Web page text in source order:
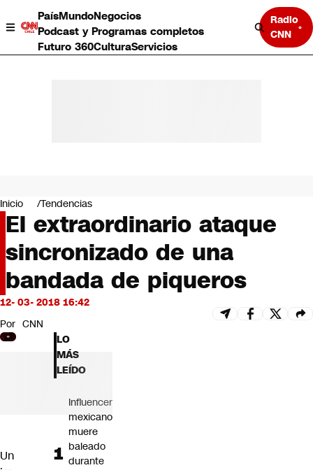
PaísMundoNegocios
Podcast y Programas completos
Futuro 360CulturaServicios
Radio
CNN
Negocios
Deportes
Programas completos
Cultura
Servicios
Bits
CNN tiempo
Futuro 360
Opinión
Inicio Tendencias
El extraordinario ataque
sincronizado de una
bandada de piqueros
12- 03- 2018 16:42
Por CNN
Un
LO
MÁS
LEÍDO
Influencer
mexicano
muere
baleado
durante